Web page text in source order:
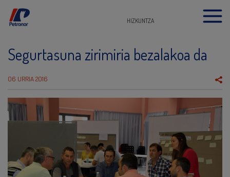
HIZKUNTZA
Segurtasuna zirimiria bezalakoa da
06 URRIA 2016